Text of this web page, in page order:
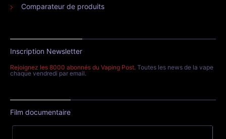
Comparateur de produits
Inscription Newsletter
Rejoignez les 8000 abonnés du Vaping Post. Toutes les news de la vape
chaque vendredi par email.
Film documentaire